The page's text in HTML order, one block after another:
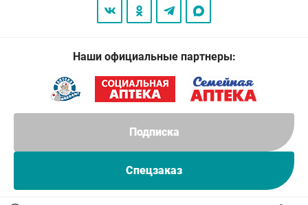
Подписка
Спецзаказ
Наши официальные партнеры: